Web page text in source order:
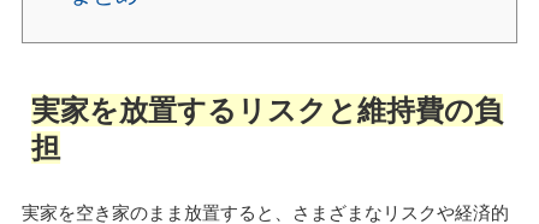
実家を放置するリスクと維持費の負
担
実家を空き家のまま放置すると、さまざまなリスクや経済的